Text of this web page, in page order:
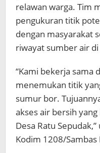
relawan warga. Tim
pengukuran titik
dengan masyarakat
riwayat sumber air di
“Kami bekerja sama
menemukan titik
sumur bor.
akses air bersih
Desa Ratu
Kodim 1208/